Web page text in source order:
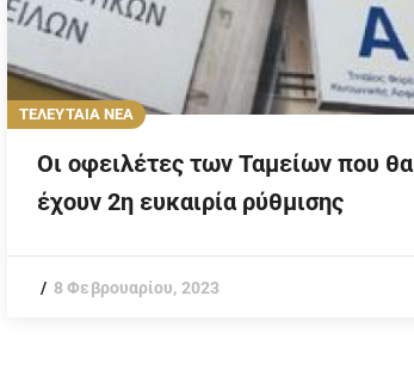
ΤΕΛΕΥΤΑΙΑ ΝΕΑ
Οι οφειλέτες των Ταμείων που θα
έχουν 2η ευκαιρία ρύθμισης
8 Φεβρουαρίου, 2023